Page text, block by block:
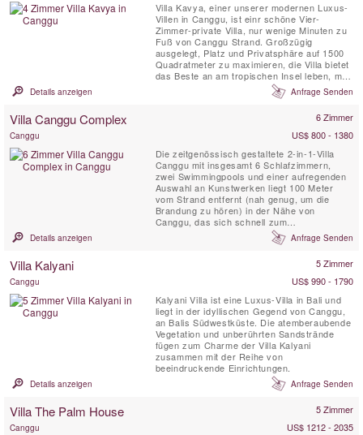
Villa Kavya, einer unserer modernen Luxus-
Villen in Canggu, ist einr schöne Vier-
Zimmer-private Villa, nur wenige Minuten zu
Fuß von Canggu Strand. Großzügig
ausgelegt, Platz und Privatsphäre auf 1500
Quadratmeter zu maximieren, die Villa bietet
das Beste an am tropischen Insel leben, mit
allen Komfort von Canggu Luxusvillen.
Details anzeigen Anfrage Senden
Villa Canggu Complex 6 Zimmer
Canggu
US$ 800 - 1380
Die zeitgenössisch gestaltete 2-in-1-Villa
Canggu mit insgesamt 6 Schlafzimmern,
zwei Swimmingpools und einer aufregenden
Auswahl an Kunstwerken liegt 100 Meter
vom Strand entfernt (nah genug, um die
Brandung zu hören) in der Nähe von
Canggu, das sich schnell zum
angesagtesten Badeort Balis entwickelt. Der
Villa Canggu-Komplex ist in zwei separate
unabhängig voneinander gemietet werden
können: Die Villa Canggu South mit vier ...
Details anzeigen Anfrage Senden
Villa Kalyani 5 Zimmer
Canggu
US$ 990 - 1790
Kalyani Villa ist eine Luxus-Villa in Bali und
liegt in der idyllischen Gegend von Canggu,
an Balis Südwestküste. Die atemberaubende
Vegetation und unberührten Sandstrände
fügen zum Charme der Villa Kalyani
zusammen mit der Reihe von
beeindruckende Einrichtungen.
Details anzeigen Anfrage Senden
Villa The Palm House 5 Zimmer
Canggu
US$ 1212 - 2035